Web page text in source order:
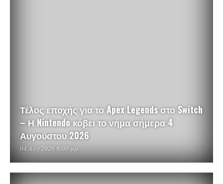
Τέλος εποχής για το Apex Legends στο Switch
– Η Nintendo κόβει το νήμα σήμερα 4
Αυγούστου 2026
04 Αυγ 2026 9:00 μμ